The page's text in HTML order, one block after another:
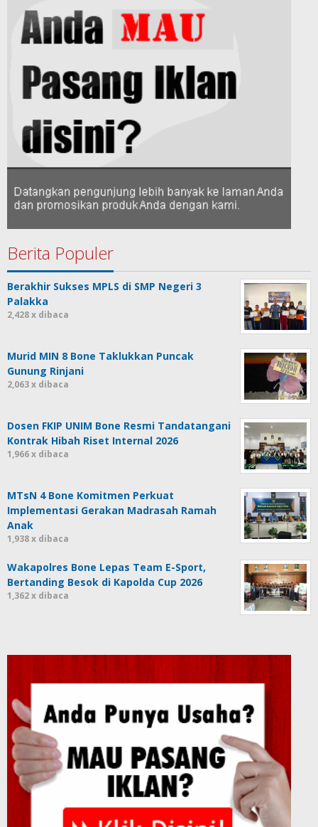
Berita Populer
Berakhir Sukses MPLS di SMP Negeri 3
Palakka
2,428 x dibaca
Murid MIN 8 Bone Taklukkan Puncak
Gunung Rinjani
2,063 x dibaca
Dosen FKIP UNIM Bone Resmi Tandatangani
Kontrak Hibah Riset Internal 2026
1,966 x dibaca
MTsN 4 Bone Komitmen Perkuat
Implementasi Gerakan Madrasah Ramah
Anak
1,938 x dibaca
Wakapolres Bone Lepas Team E-Sport,
Bertanding Besok di Kapolda Cup 2026
1,362 x dibaca